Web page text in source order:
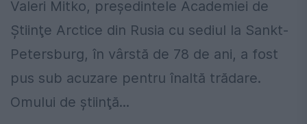
Valeri Mitko, preşedintele Academiei de
Ştiinţe Arctice din Rusia cu sediul la Sankt-
Petersburg, în vârstă de 78 de ani, a fost
pus sub acuzare pentru înaltă trădare.
Omului de ştiinţă...